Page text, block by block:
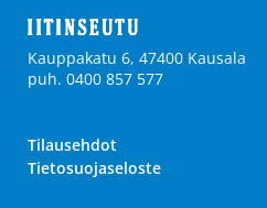
Kauppakatu 6, 47400 Kausala
puh. 0400 857 577
Tilausehdot
Tietosuojaseloste